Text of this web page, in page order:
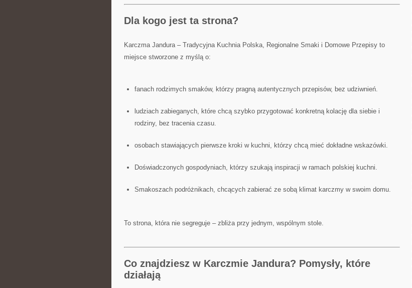
Dla kogo jest ta strona?
Karczma Jandura – Tradycyjna Kuchnia Polska, Regionalne Smaki i Domowe Przepisy to
miejsce stworzone z myślą o:
fanach rodzimych smaków, którzy pragną autentycznych przepisów, bez udziwnień.
ludziach zabieganych, które chcą szybko przygotować konkretną kolację dla siebie i
rodziny, bez tracenia czasu.
osobach stawiających pierwsze kroki w kuchni, którzy chcą mieć dokładne wskazówki.
Doświadczonych gospodyniach, którzy szukają inspiracji w ramach polskiej kuchni.
Smakoszach podróżnikach, chcących zabierać ze sobą klimat karczmy w swoim domu.
To strona, która nie segreguje – zbliża przy jednym, wspólnym stole.
Co znajdziesz w Karczmie Jandura? Pomysły, które
działają